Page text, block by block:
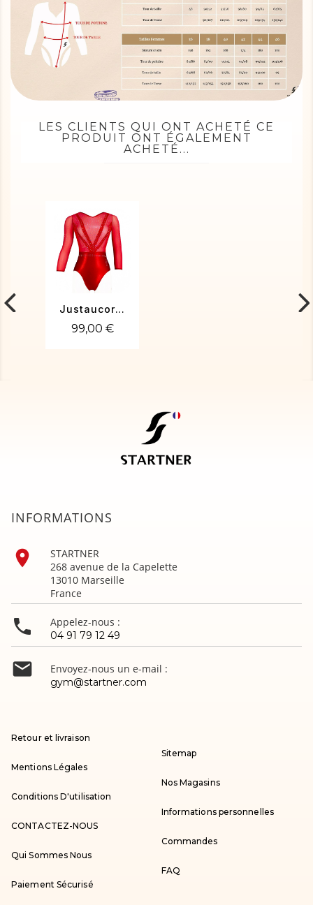
LES CLIENTS QUI ONT ACHETÉ CE
PRODUIT ONT ÉGALEMENT
ACHETÉ...
Justaucorps de gym victoire 03
99,00 €
INFORMATIONS

STARTNER
268 avenue de la Capelette
13010 Marseille
France
 Appelez-nous :
04 91 79 12 49
 Envoyez-nous un e-mail :
gym@startner.com
Retour et livraison
Mentions Légales
Conditions D'utilisation
CONTACTEZ-NOUS
Qui Sommes Nous
Paiement Sécurisé
Sitemap
Nos Magasins
Informations personnelles
Commandes
FAQ